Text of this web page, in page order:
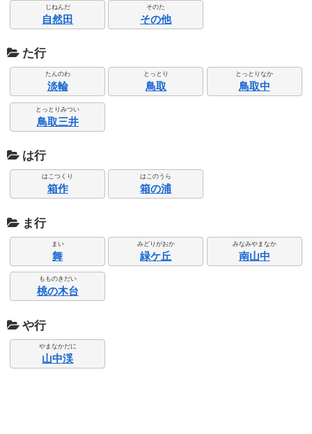
じねんだ
自然田
そのた
その他
た行
たんのわ
淡輪
とっとり
鳥取
とっとりなか
鳥取中
とっとりみつい
鳥取三井
は行
はこつくり
箱作
はこのうら
箱の浦
ま行
まい
舞
みどりがおか
緑ケ丘
みなみやまなか
南山中
もものきだい
桃の木台
や行
やまなかだに
山中渓